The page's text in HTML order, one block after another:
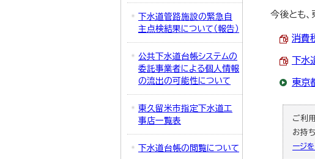
今後とも
消費
下水
東京
ご利
お持
ージ
下水道管路施設の緊急自
主点検結果について（報告）
公共下水道台帳システムの
委託事業者による個人情報
の流出の可能性について
東久留米市指定下水道工
事店一覧表
下水道台帳の閲覧について